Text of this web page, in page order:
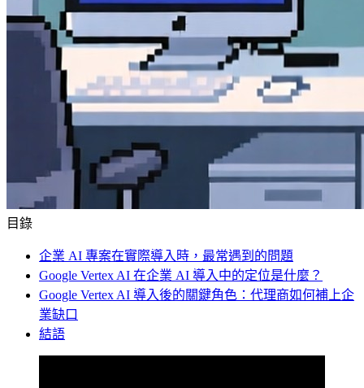
目錄
企業 AI 專案在實際導入時，最常遇到的問題
Google Vertex AI 在企業 AI 導入中的定位是什麼？
Google Vertex AI 導入後的關鍵角色：代理商如何補上企
業缺口
結語